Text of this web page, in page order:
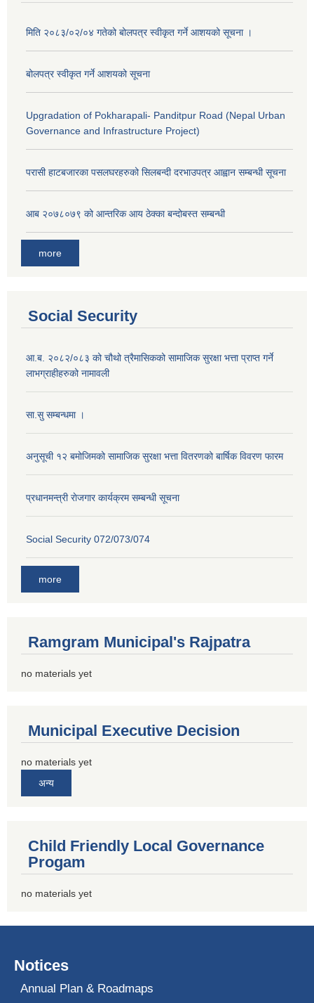
मिति २०८३/०२/०४ गतेको बोलपत्र स्वीकृत गर्ने आशयको सूचना ।
बोलपत्र स्वीकृत गर्ने आशयको सूचना
Upgradation of Pokharapali- Panditpur Road (Nepal Urban
Governance and Infrastructure Project)
परासी हाटबजारका पसलघरहरुको सिलबन्दी दरभाउपत्र आह्वान सम्बन्धी सूचना
आ‍ब २०७८०७९ को आन्तरिक आय ठेक्का बन्दोबस्त सम्बन्धी
more
Social Security
आ.ब. २०८२/०८३ को चौथो त्रैमासिकको सामाजिक सुरक्षा भत्ता प्राप्त गर्ने
लाभग्राहीहरुको नामावली
सा.सु सम्बन्धमा ।
अनुसूची १२ बमोजिमको सामाजिक सुरक्षा भत्ता वितरणको बार्षिक विवरण फारम
प्रधानमन्त्री राेजगार कार्यक्रम सम्बन्धी सूचना
Social Security 072/073/074
more
Ramgram Municipal's Rajpatra
no materials yet
Municipal Executive Decision
no materials yet
अन्य
Child Friendly Local Governance
Progam
no materials yet
Notices
Annual Plan & Roadmaps